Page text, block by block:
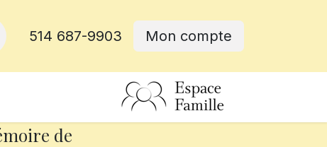
514 687-9903 Mon compte
de